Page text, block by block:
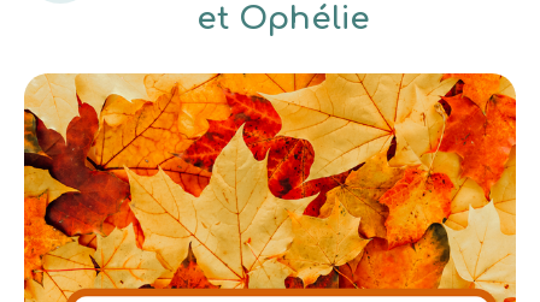
et Ophélie